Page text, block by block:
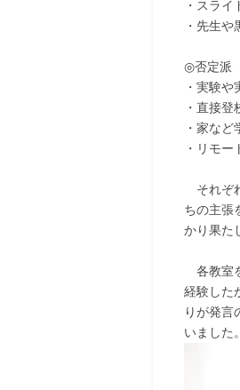
・スラ
・先生
◎否定派
・実験
・直接
・家な
・リモ
それぞ
ちの主張
かり果た
各教室
経験した
りが発言
いました。